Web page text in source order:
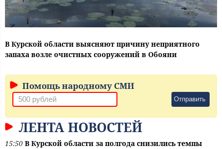
В Курской области выясняют причину неприятного
запаха возле очистных сооружений в Обояни
Помощь народному СМИ
Отправить
ЛЕНТА НОВОСТЕЙ
15:50 В Курской области за полгода снизились темпы